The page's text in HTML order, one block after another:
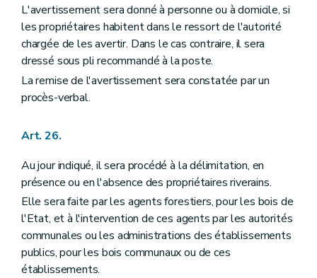
L'avertissement sera donné à personne ou à domicile, si
les propriétaires habitent dans le ressort de l'autorité
chargée de les avertir. Dans le cas contraire, il sera
dressé sous pli recommandé à la poste.
La remise de l'avertissement sera constatée par un
procès-verbal.
Art. 26.
Au jour indiqué, il sera procédé à la délimitation, en
présence ou en l'absence des propriétaires riverains.
Elle sera faite par les agents forestiers, pour les bois de
l'Etat, et à l'intervention de ces agents par les autorités
communales ou les administrations des établissements
publics, pour les bois communaux ou de ces
établissements.